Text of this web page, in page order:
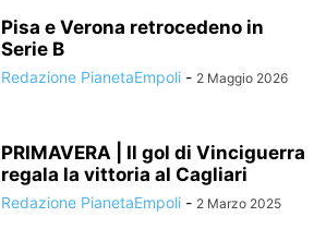
Pisa e Verona retrocedeno in
Serie B
Redazione PianetaEmpoli - 2 Maggio 2026
PRIMAVERA | Il gol di Vinciguerra
regala la vittoria al Cagliari
Redazione PianetaEmpoli - 2 Marzo 2025